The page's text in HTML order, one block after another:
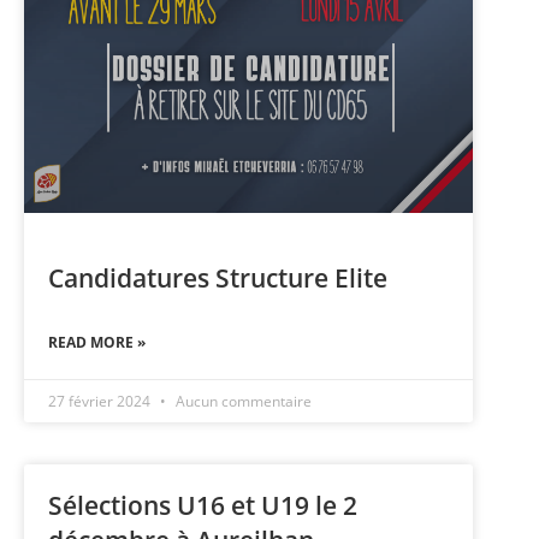
Candidatures Structure Elite
READ MORE »
27 février 2024 Aucun commentaire
Sélections U16 et U19 le 2